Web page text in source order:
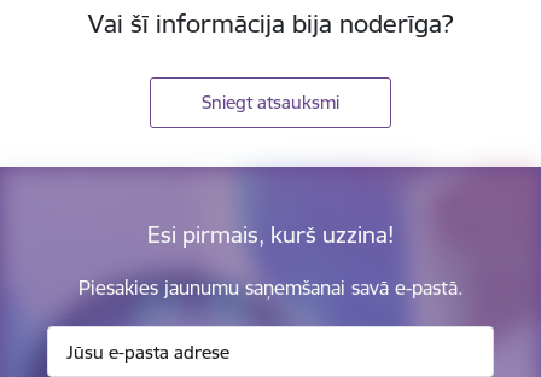
Vai šī informācija bija noderīga?
Sniegt atsauksmi
Esi pirmais, kurš uzzina!
Piesakies jaunumu saņemšanai savā e-pastā.